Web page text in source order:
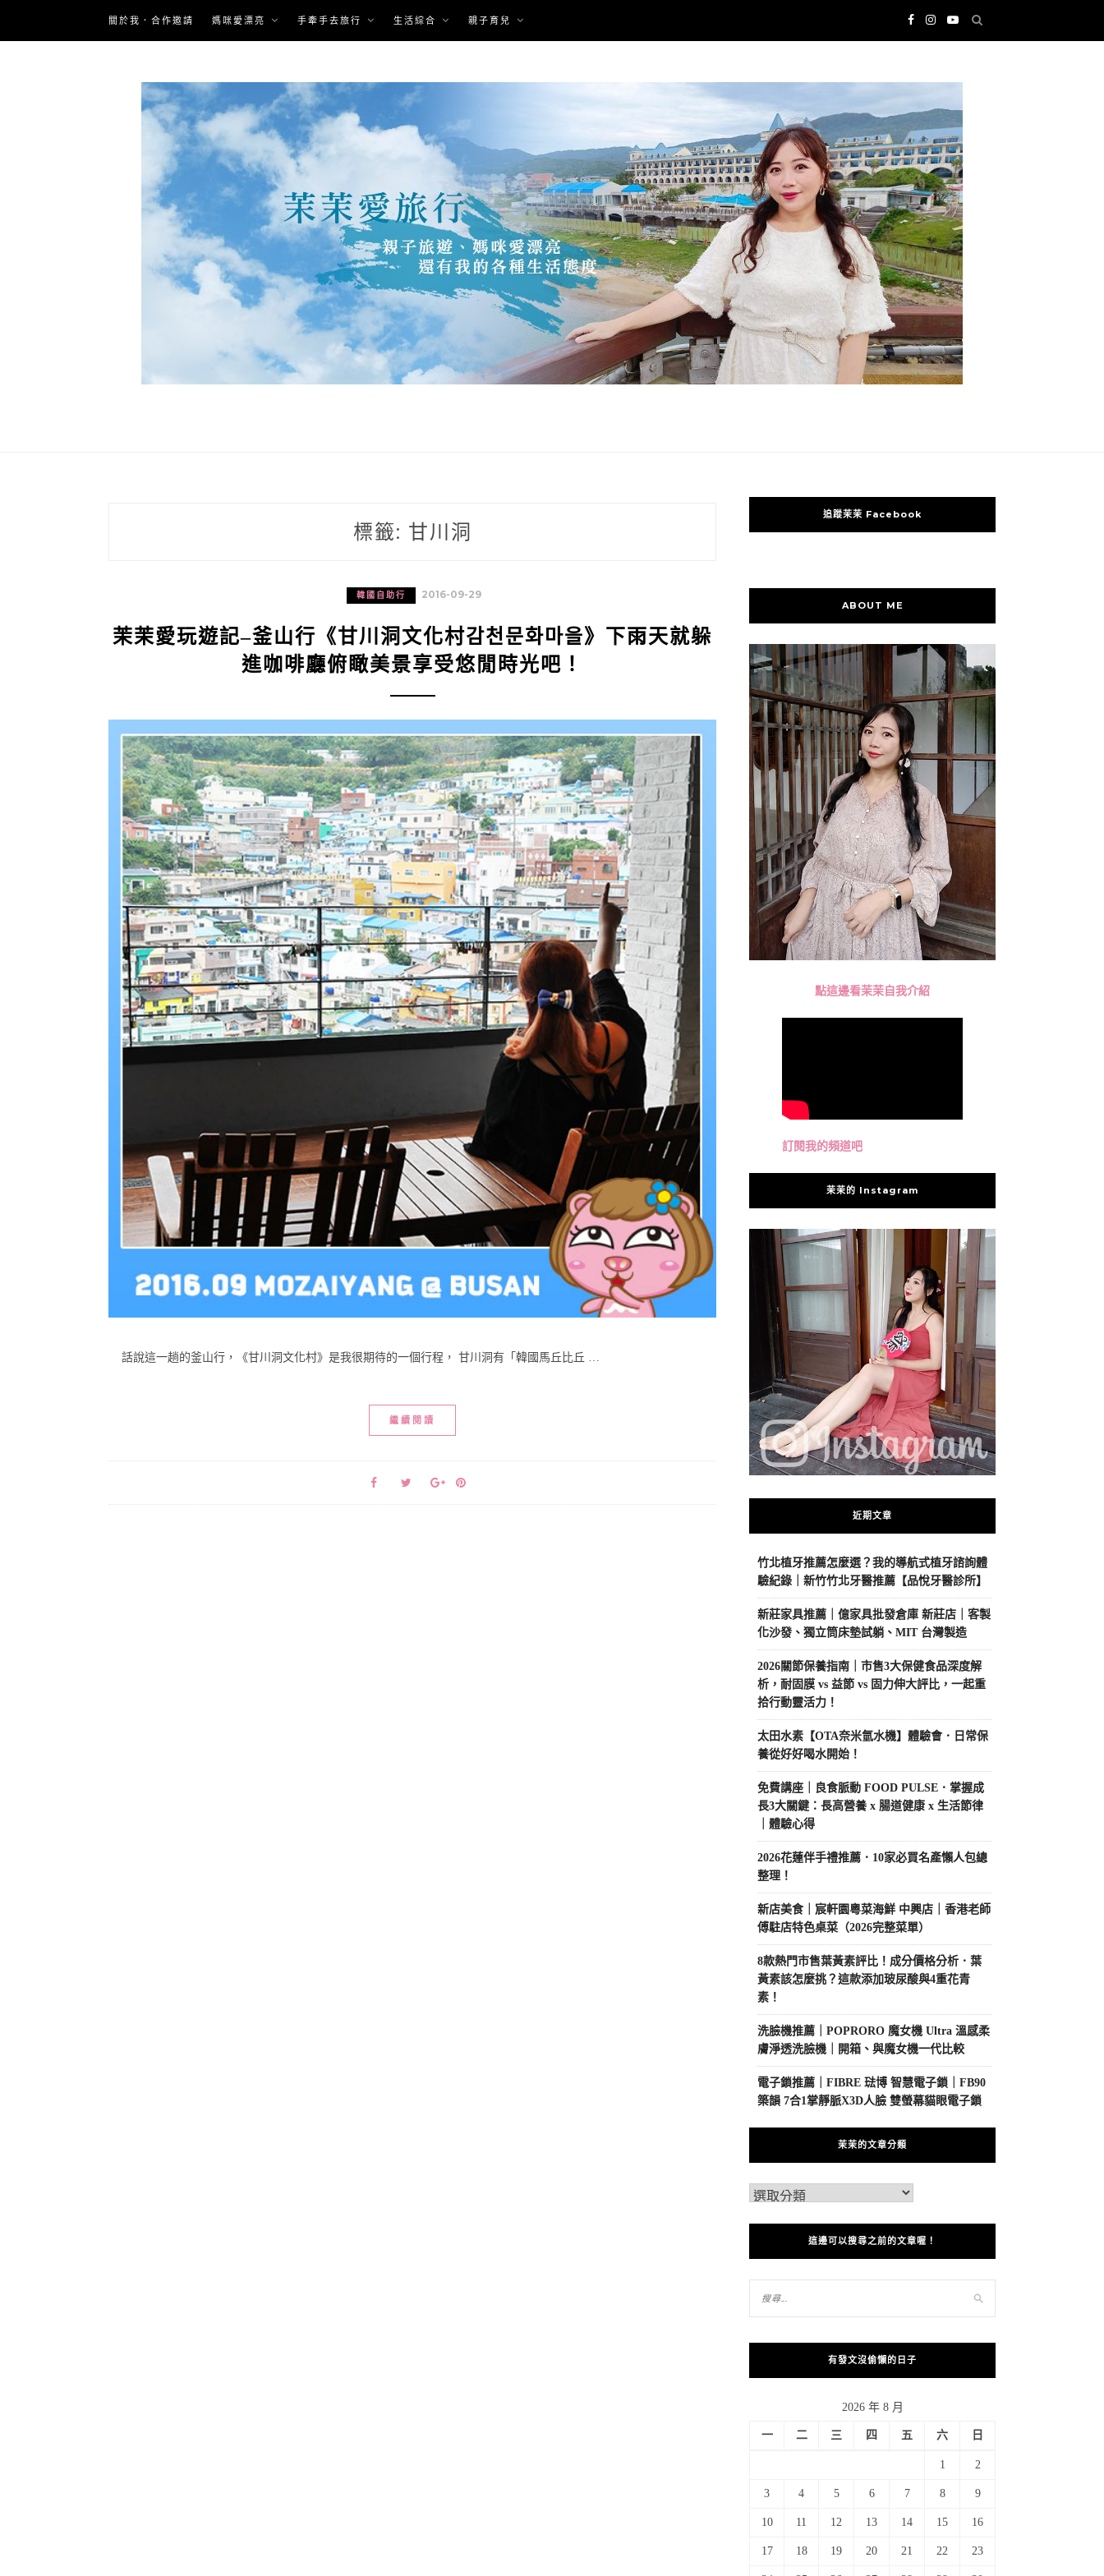
content
關於我．合作邀請 媽咪愛漂亮 手牽手去旅行 生活綜合 親子育兒
標籤: 甘川洞
韓國自助行 2016-09-29
茉茉愛玩遊記–釜山行《甘川洞文化村감천문화마을》下雨天就躲
進咖啡廳俯瞰美景享受悠閒時光吧！
話說這一趟的釜山行，《甘川洞文化村》是我很期待的一個行程， 甘川洞有「韓國馬丘比丘 …
繼續閱讀
追蹤茉茉 Facebook
ABOUT ME
點這邊看茉茉自我介紹
訂閱我的頻道吧
茉茉的 Instagram
近期文章
竹北植牙推薦怎麼選？我的導航式植牙諮詢體
驗紀錄｜新竹竹北牙醫推薦【品悅牙醫診所】
新莊家具推薦｜億家具批發倉庫 新莊店｜客製
化沙發、獨立筒床墊試躺、MIT 台灣製造
2026關節保養指南｜市售3大保健食品深度解
析，耐固膜 vs 益節 vs 固力伸大評比，一起重
拾行動靈活力！
太田水素【OTA奈米氫水機】體驗會．日常保
養從好好喝水開始！
免費講座｜良食脈動 FOOD PULSE．掌握成
長3大關鍵：長高營養 x 腸道健康 x 生活節律
｜體驗心得
2026花蓮伴手禮推薦．10家必買名產懶人包總
整理！
新店美食｜宸軒園粵菜海鮮 中興店｜香港老師
傅駐店特色桌菜（2026完整菜單）
8款熱門市售葉黃素評比！成分價格分析．葉
黃素該怎麼挑？這款添加玻尿酸與4重花青
素！
洗臉機推薦｜POPRORO 魔女機 Ultra 溫感柔
膚淨透洗臉機｜開箱、與魔女機一代比較
電子鎖推薦｜FIBRE 琺博 智慧電子鎖｜FB90
築韻 7合1掌靜脈X3D人臉 雙螢幕貓眼電子鎖
茉茉的文章分類
這邊可以搜尋之前的文章喔！
有發文沒偷懶的日子
2026 年 8 月
一 二 三 四 五 六 日
1 2
3 4 5 6 7 8 9
10 11 12 13 14 15 16
17 18 19 20 21 22 23